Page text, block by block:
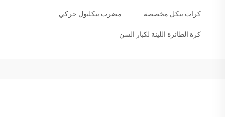
كرات بيكل مخصصة مضرب بيكلبول حركي
كرة الطائرة اللينة لكبار السن